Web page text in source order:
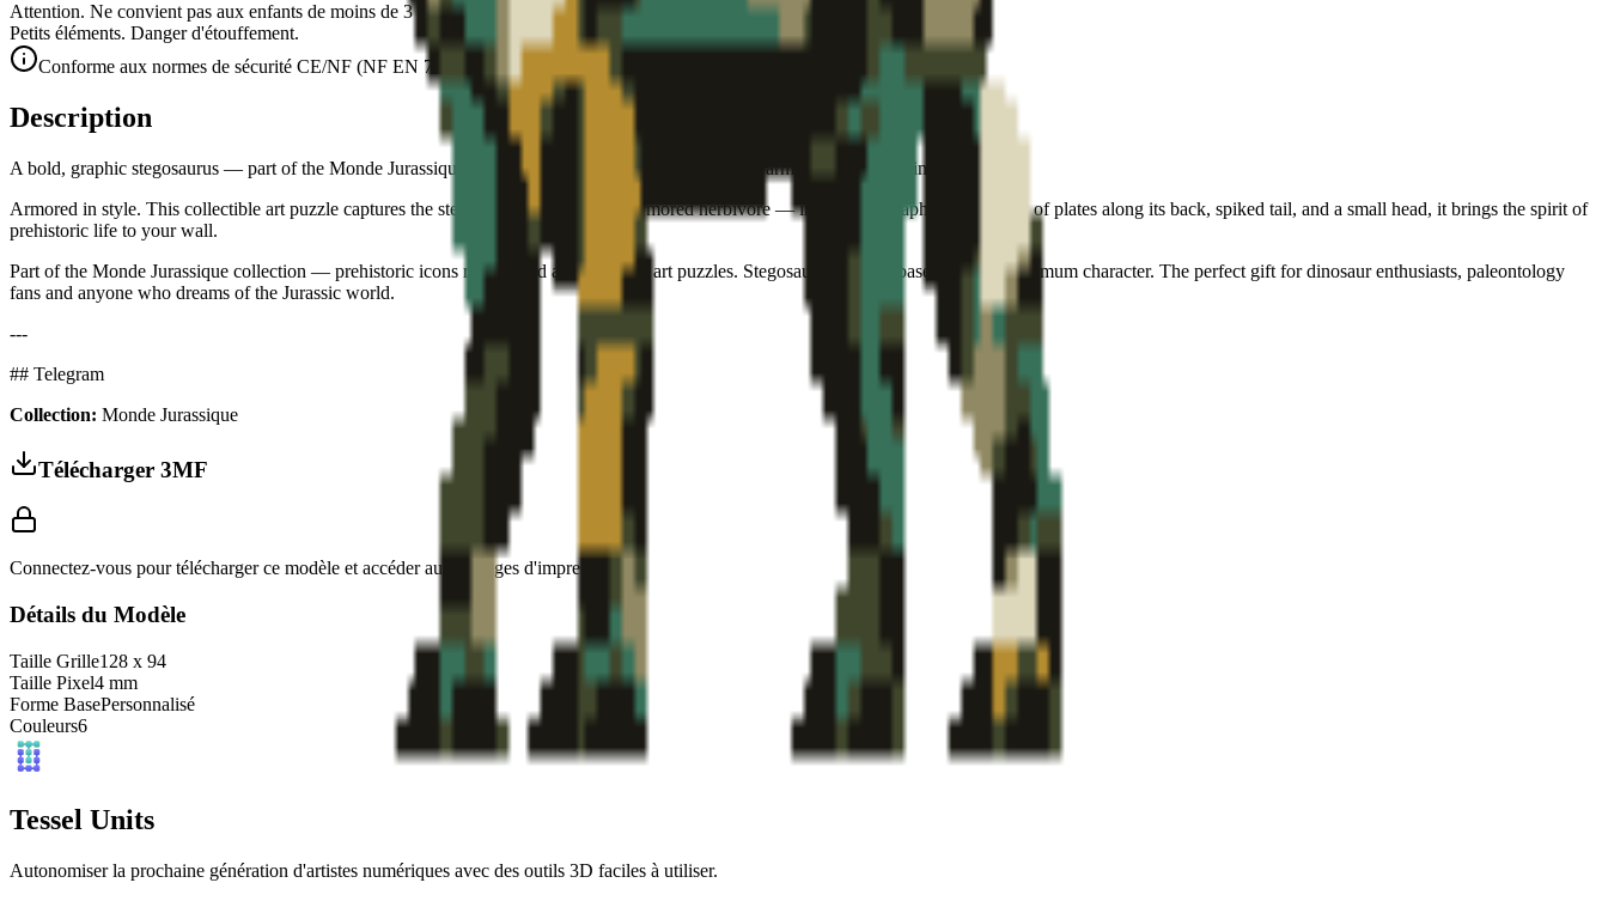
Attention. Ne convient pas aux enfants de moins de 3 ans.
Petits éléments. Danger d'étouffement.
Conforme aux normes de sécurité CE/NF (NF EN 71-1) pour les objets de petite taille.
Description
A bold, graphic stegosaurus — part of the Monde Jurassique collectible art puzzle series. Prehistoric armor in timeless minimalist form.
Armored in style. This collectible art puzzle captures the stegosaurus — the iconic armored herbivore — in bold flat graphic form. Row of plates along its back, spiked tail, and a small head, it brings the spirit of
prehistoric life to your wall.
Part of the Monde Jurassique collection — prehistoric icons reimagined as collectible art puzzles. Stegosaurus-shaped base plate for maximum character. The perfect gift for dinosaur enthusiasts, paleontology
fans and anyone who dreams of the Jurassic world.
---
## Telegram
Collection: Monde Jurassique
Télécharger 3MF
Connectez-vous pour télécharger ce modèle et accéder aux réglages d'impression.
Détails du Modèle
Taille Grille128 x 94
Taille Pixel4 mm
Forme BasePersonnalisé
Couleurs6
Tessel Units
Autonomiser la prochaine génération d'artistes numériques avec des outils 3D faciles à utiliser.